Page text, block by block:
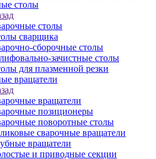
столы
столы
сварщика
сборочные столы
зачистные столы
для плазменной резки
вращатели
вращатели
позиционеры
поворотные столы
сварочные вращатели
вращатели
и приводные секции